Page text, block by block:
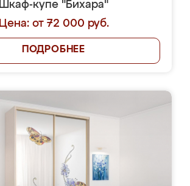
Шкаф-купе "Бихара"
Цена: от 72 000 руб.
ПОДРОБНЕЕ